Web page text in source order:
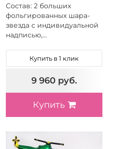
Состав: 2 больших
фольгированных шара-
звезда с индивидуальной
надписью,...
Купить в 1 клик
9 960 руб.
Купить